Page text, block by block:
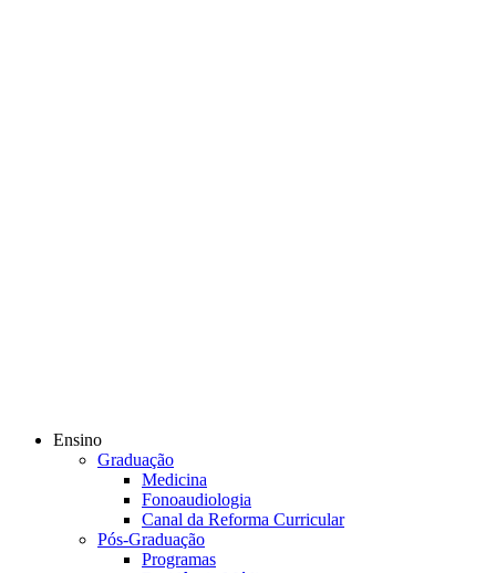
Ensino
Graduação
Medicina
Fonoaudiologia
Canal da Reforma Curricular
Pós-Graduação
Programas